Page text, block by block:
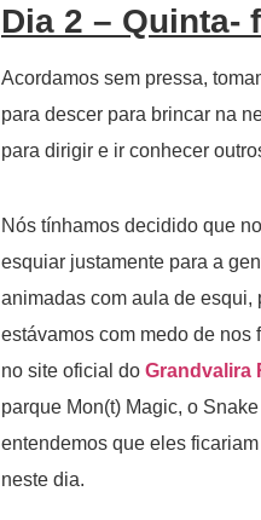
Dia 2 – Quinta-
Acordamos sem pressa,
para descer para brincar na
para dirigir e ir conhecer
Nós tínhamos decidido que
esquiar justamente para a
animadas com aula de esqui,
estávamos com medo de nos
no site oficial do Grandvalira
parque Mon(t) Magic, o
entendemos que eles
neste dia.